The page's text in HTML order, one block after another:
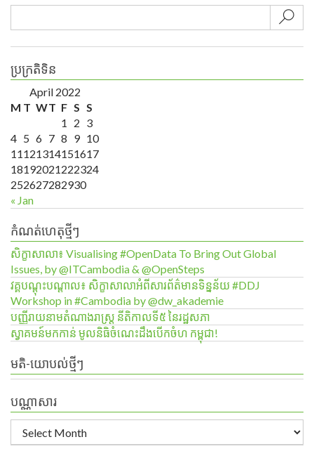
ប្រក្រតិទិន
April 2022
M T WT F S S
« Jan
1 2 3
4 5 6 7 8 9 10
11121314151617
18192021222324
252627282930
កំណត់ហេតុថ្មីៗ
សិក្ខាសាលា៖ Visualising #OpenData To Bring Out Global
Issues, by @ITCambodia & @OpenSteps
វគ្គបណ្ដុះបណ្ដាល៖ សិក្ខាសាលាអំពីសារព័ត៌មានទិន្នន័យ #DDJ
Workshop in #Cambodia by @dw_akademie
បញ្ញីរាយនាមតំណាងរាស្ត្រ នីតិកាលទី៥ នៃរដ្ឋសភា
ស្វាគមន៍មកកាន់ មូលនិធិចំណេះដឹងបើកចំហ កម្ពុជា!
មតិ-យោបល់ថ្មីៗ
បណ្ណាសារ
បណ្ណាសារ